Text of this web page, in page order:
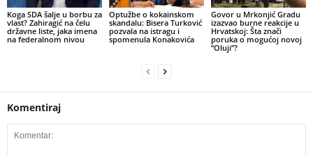
​Koga SDA šalje u borbu za
vlast? Zahiragić na čelu
državne liste, jaka imena
na federalnom nivou
​Optužbe o kokainskom
skandalu: Bisera Turković
pozvala na istragu i
spomenula Konakovića
​Govor u Mrkonjić Gradu
izazvao burne reakcije u
Hrvatskoj: Šta znači
poruka o mogućoj novoj
“Oluji”?
Komentiraj